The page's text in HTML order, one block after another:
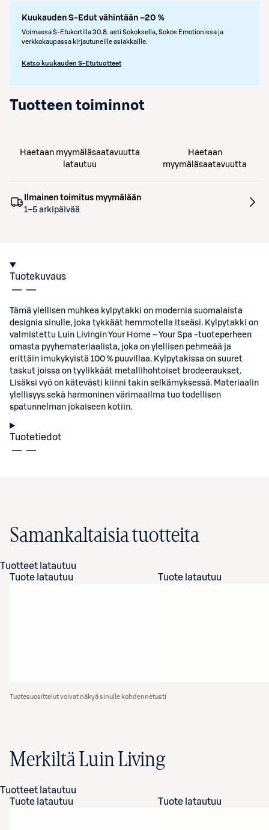
Kuukauden S-Edut vähintään –20 %
Voimassa S-Etukortilla 30.8. asti Sokoksella, Sokos Emotionissa ja
verkkokaupassa kirjautuneille asiakkaille.
Katso kuukauden S-Etutuotteet
Tuotteen toiminnot
Haetaan myymäläsaatavuutta
latautuu
Haetaan
myymäläsaatavuutta
Ilmainen toimitus myymälään
1–5 arkipäivää
Tuotekuvaus
Tämä ylellisen muhkea kylpytakki on modernia suomalaista
designia sinulle, joka tykkäät hemmotella itseäsi. Kylpytakki on
valmistettu Luin Livingin Your Home – Your Spa -tuoteperheen
omasta pyyhemateriaalista, joka on ylellisen pehmeää ja
erittäin imukykyistä 100 % puuvillaa. Kylpytakissa on suuret
taskut joissa on tyylikkäät metallihohtoiset brodeeraukset.
Lisäksi vyö on kätevästi kiinni takin selkämyksessä. Materiaalin
ylellisyys sekä harmoninen värimaailma tuo todellisen
spatunnelman jokaiseen kotiin.
Tuotetiedot
Samankaltaisia tuotteita
Tuotteet latautuu
Tuote latautuu
Tuote latautuu
Tuotesuosittelut voivat näkyä sinulle kohdennetusti
Merkiltä Luin Living
Tuotteet latautuu
Tuote latautuu
Tuote latautuu